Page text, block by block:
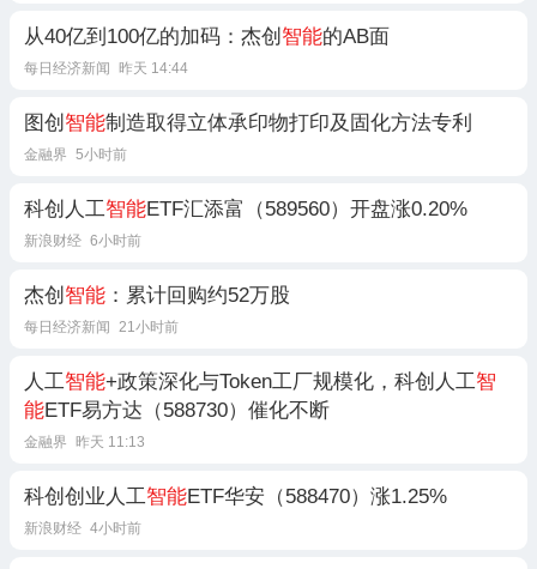
从40亿到100亿的加码：杰创 智能的AB面
每日经济新闻 昨天 14:44
图创 智能制造取得立体承印物打印及固化方法专利
金融界 5小时前
科创人工智能ETF汇添富（589560）开盘涨0.20%
新浪财经 6小时前
杰创 智能 ：累计回购约52万股
每日经济新闻 21小时前
人工智能+政策深化与Token工厂规模化，科创人工智
能ETF易方达（588730）催化不断
金融界 昨天 11:13
科创创业人工智能ETF华安（588470）涨1.25%
新浪财经 4小时前